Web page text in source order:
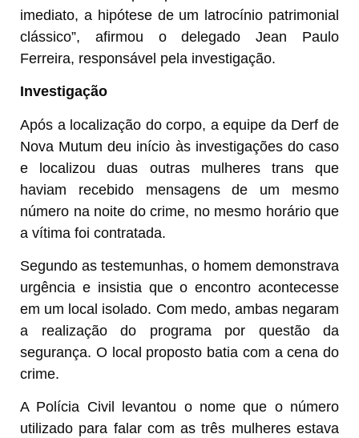
imediato, a hipótese de um latrocínio patrimonial
clássico”, afirmou o delegado Jean Paulo
Ferreira, responsável pela investigação.
Investigação
Após a localização do corpo, a equipe da Derf de
Nova Mutum deu início às investigações do caso
e localizou duas outras mulheres trans que
haviam recebido mensagens de um mesmo
número na noite do crime, no mesmo horário que
a vítima foi contratada.
Segundo as testemunhas, o homem demonstrava
urgência e insistia que o encontro acontecesse
em um local isolado. Com medo, ambas negaram
a realização do programa por questão da
segurança. O local proposto batia com a cena do
crime.
A Polícia Civil levantou o nome que o número
utilizado para falar com as três mulheres estava